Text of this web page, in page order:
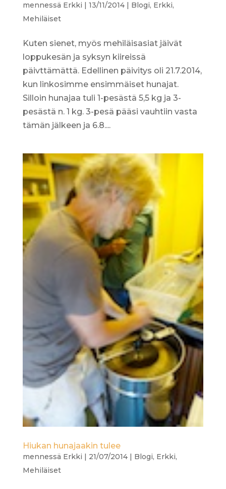
mennessä Erkki | 13/11/2014| Blogi, Erkki,
Mehiläiset
Kuten sienet, myös mehiläisasiat jäivät
loppukesän ja syksyn kiireissä
päivttämättä. Edellinen päivitys oli 21.7.2014,
kun linkosimme ensimmäiset hunajat.
Silloin hunajaa tuli 1-pesästä 5,5 kg ja 3-
pesästä n. 1 kg. 3-pesä pääsi vauhtiin vasta
tämän jälkeen ja 6.8....
Hiukan hunajaakin tulee
mennessä Erkki | 21/07/2014| Blogi, Erkki,
Mehiläiset